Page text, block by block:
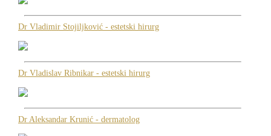
Dr Vladimir Stojiljković - estetski hirurg
Dr Vladislav Ribnikar - estetski hirurg
Dr Aleksandar Krunić - dermatolog